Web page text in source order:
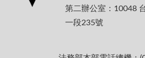
第二辦公室：10048
一段235號